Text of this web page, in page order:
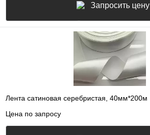
Запросить цену
Лента сатиновая серебристая, 40мм*200м
Цена по запросу